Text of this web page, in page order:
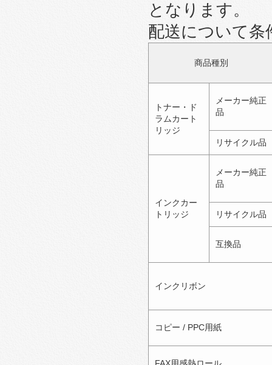
となります。
配送について条
商品種別
トナー・ド
ラムカート
リッジ
メーカー純正
品
リサイクル品
インクカー
トリッジ
メーカー純正
品
リサイクル品
互換品
インクリボン
コピー / PPC用紙